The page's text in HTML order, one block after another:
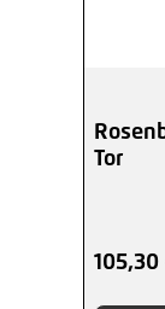
Tor
105,30